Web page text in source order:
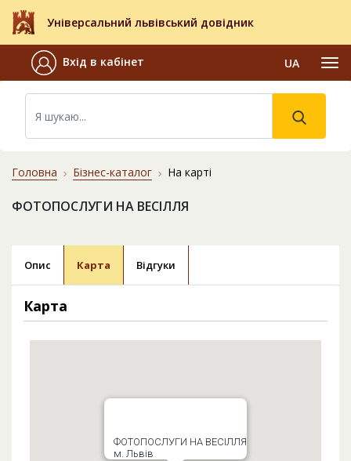
Універсальний львівський довідник
Вхід в кабінет UA
Головна Бізнес-каталог На карті
ФОТОПОСЛУГИ НА ВЕСІЛЛЯ
Опис Карта Відгуки
Карта
ФОТОПОСЛУГИ НА ВЕСІЛЛЯ
м. Львів